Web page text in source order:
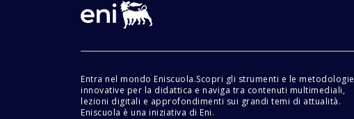
Entra nel mondo Eniscuola.Scopri gli strumenti e le metodologie
innovative per la didattica e naviga tra contenuti multimediali,
lezioni digitali e approfondimenti sui grandi temi di attualità.
Eniscuola è una iniziativa di Eni.